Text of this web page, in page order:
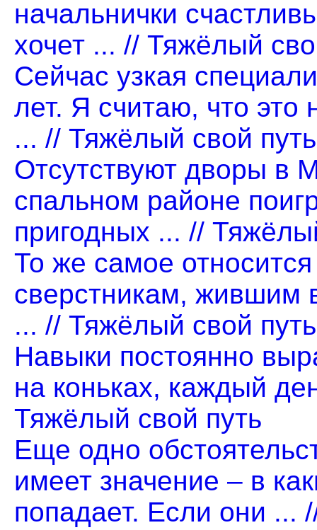
начальнички
хочет ... // Тяжёлый
Сейчас узкая
лет. Я считаю, что это
... // Тяжёлый свой путь
Отсутствуют дворы в
спальном районе
пригодных ... //
То же самое
сверстникам, жившим
... // Тяжёлый свой путь
Навыки постоянно
на коньках, каждый
Тяжёлый свой путь
Еще одно
имеет значение – в
попадает. Если они ...